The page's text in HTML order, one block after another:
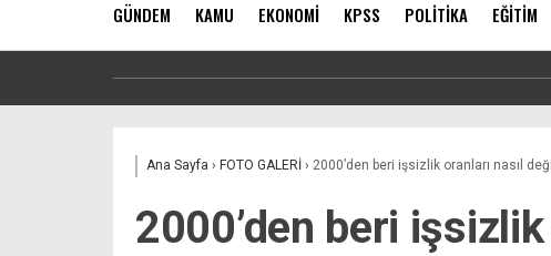
GÜNDEM KAMU EKONOMİ KPSS POLİTİKA EĞİTİM
Ana Sayfa › FOTO GALERİ › 2000’den beri işsizlik oranları nasıl
2000’den beri işsizlik